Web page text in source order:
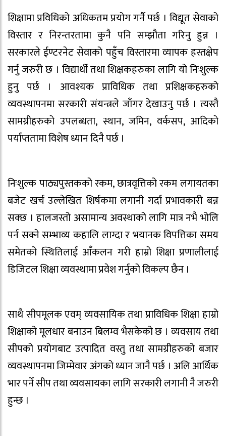
शिक्षामा प्रविधिको अधिकतम प्रयोग गर्नै पर्छ । विद्यूत सेवाको
विस्तार र निरन्तरतामा कुनै पनि सम्झौता गरिनु हुन्न ।
सरकारले ईण्टरनेट सेवाको पहुँच विस्तारमा व्यापक हस्तक्षेप
गर्नु जरुरी छ । विद्यार्थी तथा शिक्षकहरुका लागि यो निःशुल्क
हुनु पर्छ । आवश्यक प्राविधिक तथा प्रशिक्षकहरुको
व्यवस्थापनमा सरकारी संयन्त्रले जाँगर देखाउनु पर्छ । त्यस्तै
सामग्रीहरुको उपलब्धता, स्थान, जमिन, वर्कसप, आदिको
पर्याप्ततामा विशेष ध्यान दिनै पर्छ ।
निःशुल्क पाठ्यपुस्तकको रकम, छात्रवृत्तिको रकम लगायतका
बजेट खर्च उल्लेखित शिर्षकमा लगानी गर्दा प्रभावकारी बन्न
सक्छ । हालजस्तो असामान्य अवस्थाको लागि मात्र नभै भोलि
पर्न सक्ने सम्भाव्य कहालि लाग्दा र भयानक विपत्तिका समय
समेतको स्थितिलाई आँकलन गरी हाम्रो शिक्षा प्रणालीलाई
डिजिटल शिक्षा व्यवस्थामा प्रवेश गर्नुको विकल्प छैन ।
साथै सीपमूलक एवम् व्यवसायिक तथा प्राविधिक शिक्षा हाम्रो
शिक्षाको मूलधार बनाउन बिलम्व भैसकेको छ । व्यवसाय तथा
सीपको प्रयोगबाट उत्पादित वस्तु तथा सामग्रीहरुको बजार
व्यवस्थापनमा जिम्मेवार अंगको ध्यान जानै पर्छ । अलि आर्थिक
भार पर्ने सीप तथा व्यवसायका लागि सरकारी लगानी नै जरुरी
हुन्छ ।